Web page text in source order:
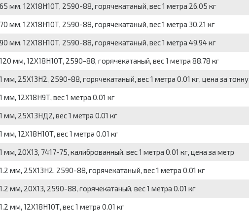
мм, 12Х18Н10Т, 2590-88, горячекатаный, вес 1 метра 26.05 кг
мм, 12Х18Н10Т, 2590-88, горячекатаный, вес 1 метра 30.21 кг
мм, 12Х18Н10Т, 2590-88, горячекатаный, вес 1 метра 49.94 кг
мм, 12Х18Н10Т, 2590-88, горячекатаный, вес 1 метра 88.78 кг
25Х13Н2, 2590-88, горячекатаный, вес 1 метра 0.01 кг, цена за тонну
12Х18Н9Т, вес 1 метра 0.01 кг
25Х13НД2, вес 1 метра 0.01 кг
12Х18Н10Т, вес 1 метра 0.01 кг
20Х13, 7417-75, калиброванный, вес 1 метра 0.01 кг, цена за метр
мм, 25Х13Н2, 2590-88, горячекатаный, вес 1 метра 0.01 кг
мм, 20Х13, 2590-88, горячекатаный, вес 1 метра 0.01 кг
мм, 12Х18Н10Т, вес 1 метра 0.01 кг